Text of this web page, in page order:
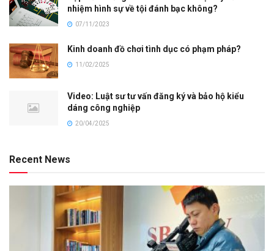
nhiệm hình sự về tội đánh bạc không?
07/11/2023
Kinh doanh đồ chơi tình dục có phạm pháp?
11/02/2025
Video: Luật sư tư vấn đăng ký và bảo hộ kiểu
dáng công nghiệp
20/04/2025
Recent News